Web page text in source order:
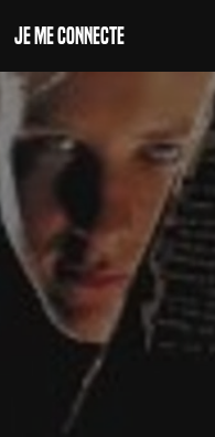
Je me connecte